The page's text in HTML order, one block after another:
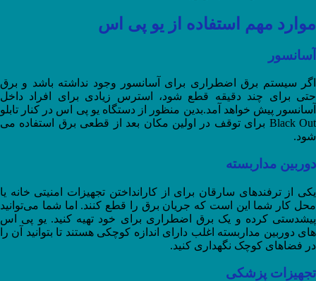
موارد مهم استفاده از یو پی اس
آسانسور
اگر سیستم برق اضطراری برای آسانسور وجود نداشته باشد و برق
حتی برای چند دقیقه قطع شود، استرس زیادی برای افراد داخل
آسانسور پیش خواهد آمد.بدین منظور از دستگاه یو پی اس در کنار تابلو
Black Out برای توقف در اولین مکان بعد از قطعی برق استفاده می
شود.
دوربین مداربسته
یکی از ترفندهای سارقان برای از کارانداختن تجهیزات امنیتی خانه یا
محل کار شما این است که جریان برق را قطع کنند. اما شما می‌توانید
پیشدستی کرده و یک برق اضطراری برای خود تهیه کنید. یو پی اس
های دوربین مداربسته اغلب دارای اندازه کوچکی هستند تا بتوانید آن را
در فضاهای کوچک نگهداری کنید.
تجهیزات پزشکی